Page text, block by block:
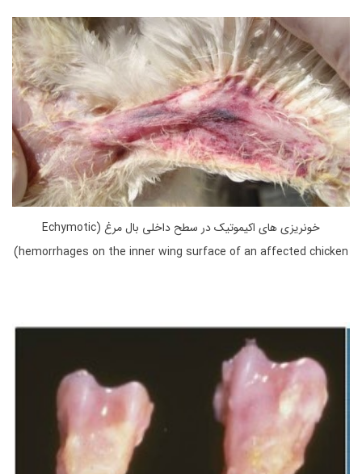
خونریزی های اکیموتیک در سطح داخلی بال مرغ (Echymotic
hemorrhages on the inner wing surface of an affected chicken)